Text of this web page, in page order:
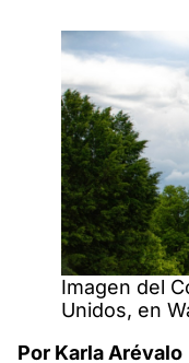
Imagen del
Unidos, en
Por Karla Arévalo